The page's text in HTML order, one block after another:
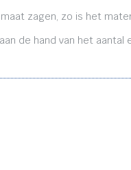
zagen, zo is het
de hand van het